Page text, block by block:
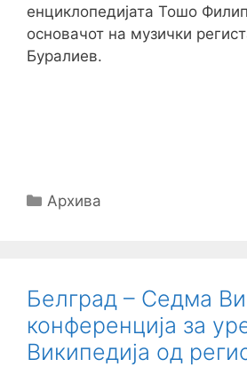
енциклопедијата Тошо
основачот на музички
Буралиев.
Categories
Архива
Белград – Седма
конференција за
Википедија од